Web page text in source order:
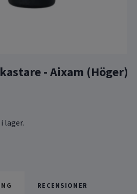
- Aixam (Höger)
lager.
RECENSIONER